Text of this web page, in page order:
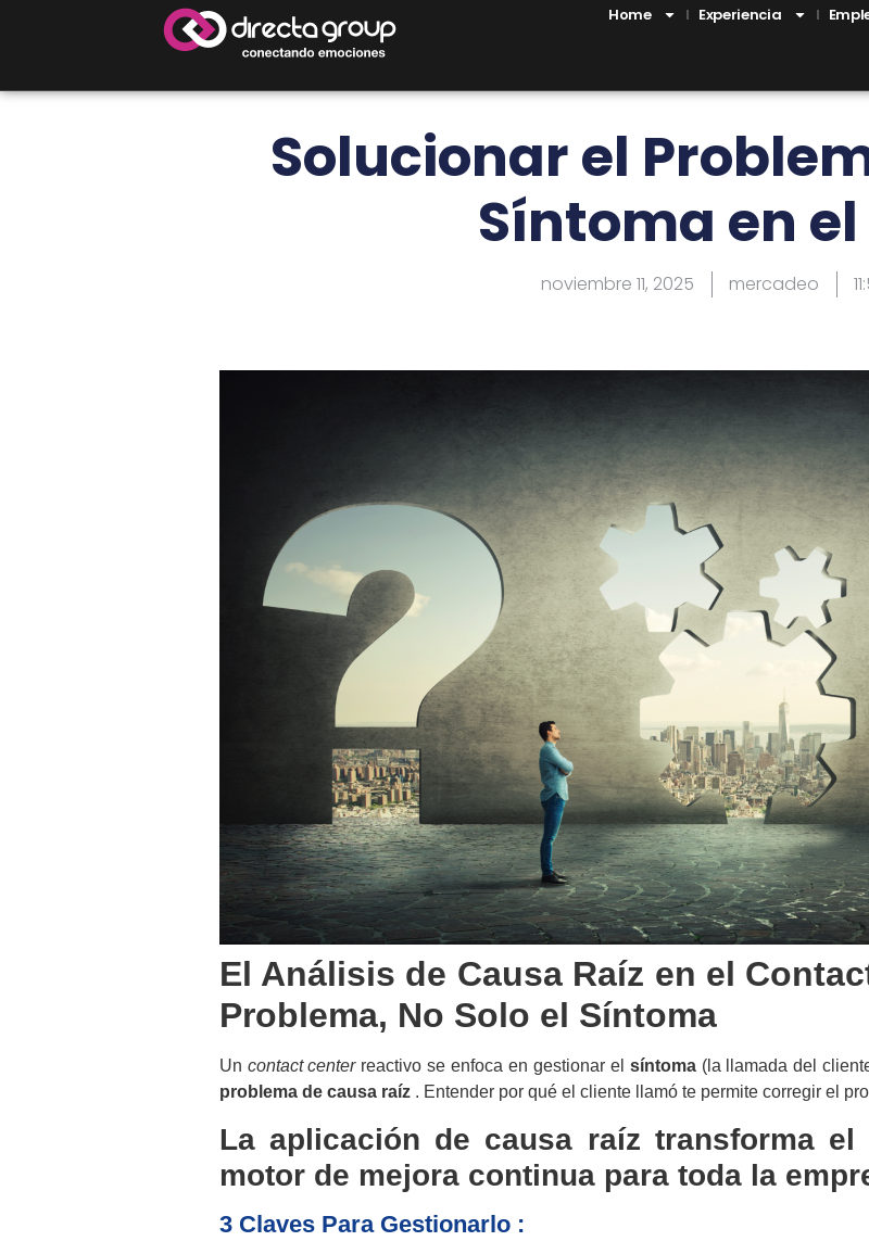
Home Experiencia
Solucionar el
Síntoma en el
noviembre 11, 2025 mercadeo
El Análisis de Causa Raíz en el
Problema, No Solo el Síntoma
Un contact centerreactivo se enfoca en gestionar el síntoma(la llamada del
problema de causa raíz. Entender por qué el cliente llamó te permite corregir el
La aplicación de causa raíz transforma
motor de mejora continua para toda la
3 Claves Para Gestionarlo :